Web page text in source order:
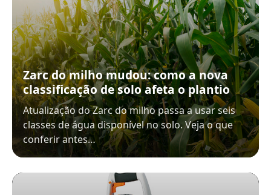
Zarc do milho mudou: como a nova
classificação de solo afeta o plantio
Atualização do Zarc do milho passa a usar seis
classes de água disponível no solo. Veja o que
conferir antes…